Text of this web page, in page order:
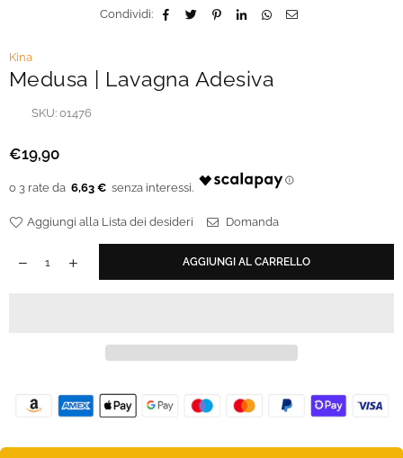
Condividi:
Kina
Medusa | Lavagna Adesiva
SKU: 01476
Prezzo
€19,90
6,63 €
Aggiungi alla Lista dei desideri Domanda
AGGIUNGI AL CARRELLO